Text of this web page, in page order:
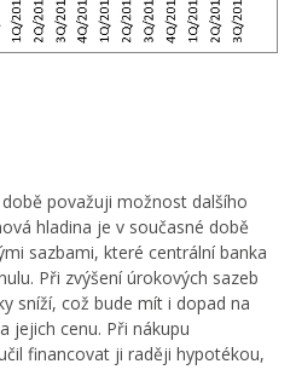
považuji možnost dalšího
hladina je v současné době
sazbami, které centrální banka
Při zvýšení úrokových sazeb
sníží, což bude mít i dopad na
jejich cenu. Při nákupu
financovat ji raději hypotékou,